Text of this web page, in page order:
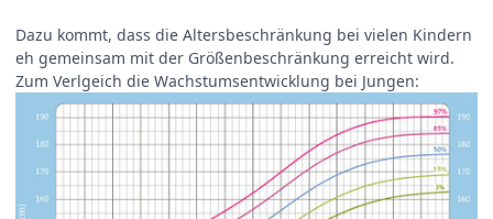
Dazu kommt, dass die Altersbeschränkung bei vielen Kindern
eh gemeinsam mit der Größenbeschränkung erreicht wird.
Zum Verlgeich die Wachstumsentwicklung bei Jungen: